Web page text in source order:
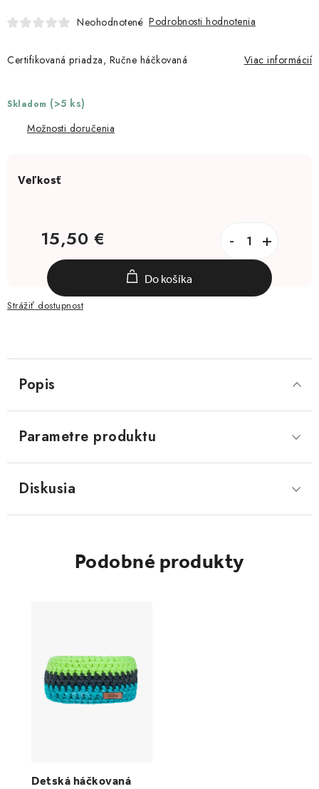
Neohodnotené Podrobnosti hodnotenia
Certifikovaná priadza, Ručne háčkovaná Viac informácií
Skladom (>5 ks)
Možnosti doručenia
15,50 €
Do košíka
Strážiť
Popis
Parametre produktu
Diskusia
Podobné produkty
Detská háčkovaná